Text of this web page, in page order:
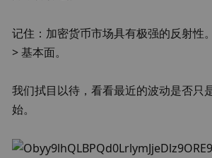
记住：加密货币市场具有极强的反射
> 基本面。
我们拭目以待，看看最近的波动是否只
始。